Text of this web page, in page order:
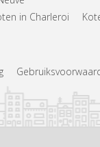
in Charleroi